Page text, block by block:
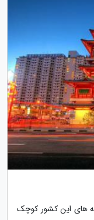
های این کشور کوچک